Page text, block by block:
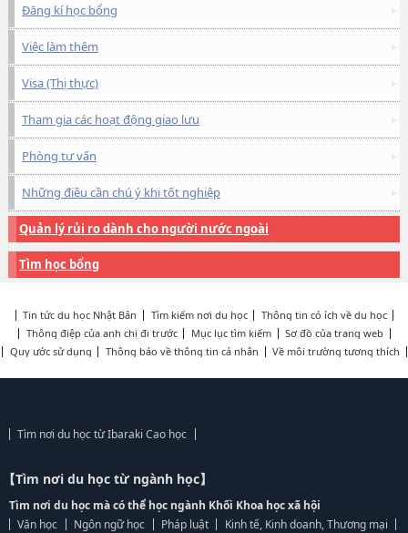
Đăng kí học bổng
Việc làm thêm
Visa (Thị thực)
Tham gia các hoạt động giao lưu
Phòng tư vấn
Những điều cần chú ý khi tốt nghiệp
Quản lý rủi ro dành cho người nước ngoài
Tìm học bổng
Tin tức du học Nhật Bản Tìm kiếm nơi du học
Thông tin có ích về du học
Thông điệp của anh chị đi trước
Mục lục tìm kiếm
Sơ đồ của trang web
Quy ước sử dụng
Thông báo về thông tin cá nhân Về môi trường tương thích
Tìm nơi du học từ Ibaraki Cao học
【Tìm nơi du học từ ngành học】
Tìm nơi du học mà có thể học ngành Khối Khoa học xã hội
Văn học
Ngôn ngữ học Pháp luật
Kinh tế, Kinh doanh, Thương mại